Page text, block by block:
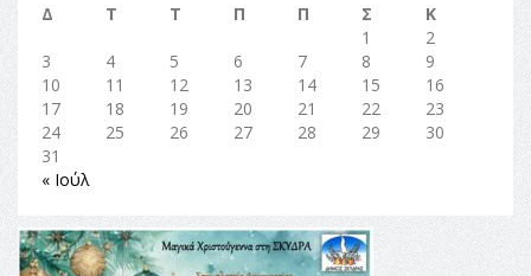
Δ
Τ Τ Π Π Σ
Κ
1
2
3
4 5 6 7 8
9
10
11 12 13 14 15
16
17
18 19 20 21 22
23
24
25 26 27 28 29
30
31
« Ιούλ